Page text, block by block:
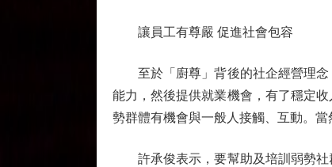
讓員工有尊嚴 促進社會包容
至於「廚尊」背後的社企經營理念
能力，然後提供就業機會，有了穩定
勢群體有機會與一般人接觸、互動。
許承俊表示，要幫助及培訓弱勢社